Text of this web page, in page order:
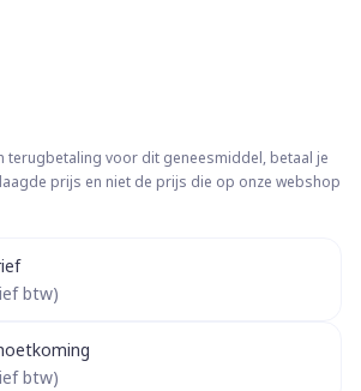
terugbetaling voor dit geneesmiddel, betaal je
prijs en niet de prijs die op onze webshop
btw)
btw)